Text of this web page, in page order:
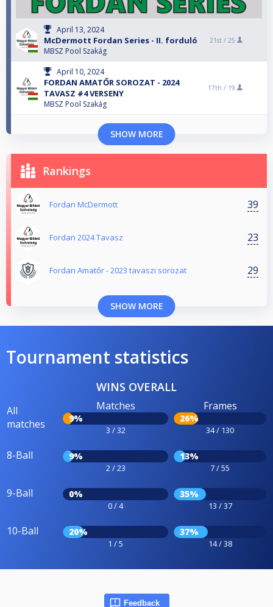
April 13, 2024
McDermott Fordan Series - II. forduló
MBSZ Pool Szakág
21st / 25
April 10, 2024
FORDAN AMATŐR SOROZAT - 2024
TAVASZ #4 VERSENY
MBSZ Pool Szakág
17th / 19
SHOW MORE
Rankings
Fordan McDermott 39
Fordan 2024 Tavasz 23
Fordan Amatőr - 2023 tavaszi sorozat 29
SHOW MORE
Tournament statistics
WINS OVERALL
All
matches
Matches
9%
3 / 32
Frames
26%
34 / 130
8-Ball 9%
2 / 23
13%
7 / 55
9-Ball 0%
0 / 4
35%
13 / 37
10-Ball 20%
1 / 5
37%
14 / 38
Feedback